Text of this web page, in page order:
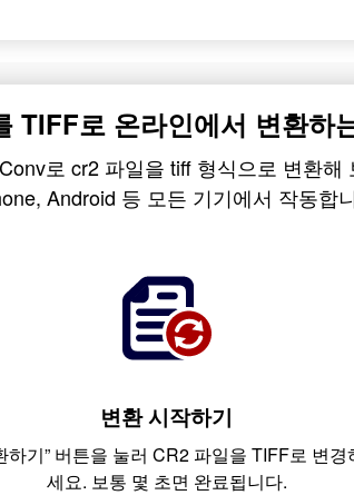
TIFF로 온라인에서 변환하
로 cr2 파일을 tiff 형식으로 변환해
Android 등 모든 기기에서 작동합
변환 시작하기
하기” 버튼을 눌러 CR2 파일을 TIFF로 변경
세요. 보통 몇 초면 완료됩니다.